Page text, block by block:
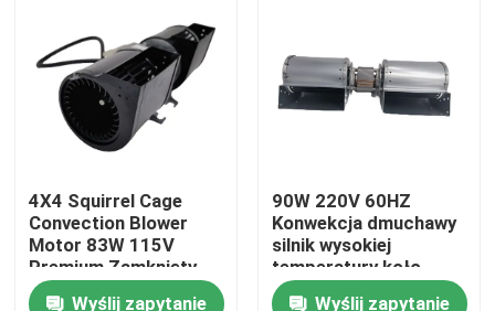
Filmy
O nas
Kontrola jakości
4X4 Squirrel Cage
Convection Blower
Motor 83W 115V
Premium Zamknięty
grzejnik łożysk
Wyślij zapytanie
90W 220V 60HZ
Konwekcja dmuchawy
silnik wysokiej
temperatury koło
podwójne klatki
Wyślij zapytanie